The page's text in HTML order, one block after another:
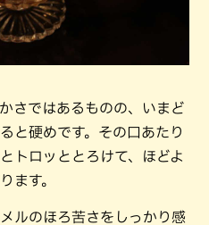
さではあるものの、いまど
と硬めです。その口あたり
トロッととろけて、ほどよ
ます。
ルのほろ苦さをしっかり感